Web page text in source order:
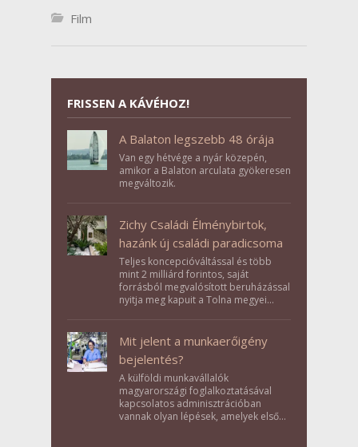
Film
FRISSEN A KÁVÉHOZ!
A Balaton legszebb 48 órája
Van egy hétvége a nyár közepén,
amikor a Balaton arculata gyökeresen
megváltozik.
Zichy Családi Élménybirtok,
hazánk új családi paradicsoma
Teljes koncepcióváltással és több
mint 2 milliárd forintos, saját
forrásból megvalósított beruházással
nyitja meg kapuit a Tolna megyei
Mit jelent a munkaerőigény
bejelentés?
A külföldi munkavállalók
magyarországi foglalkoztatásával
kapcsolatos adminisztrációban
vannak olyan lépések, amelyek első